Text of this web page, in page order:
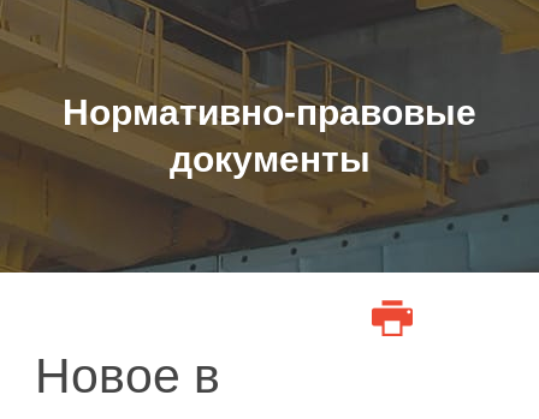
Нормативно-правовые
документы
Новое в